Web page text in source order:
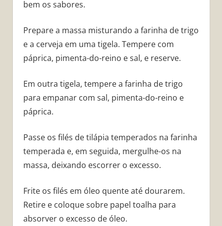
bem os sabores.
Prepare a massa misturando a farinha de trigo
e a cerveja em uma tigela. Tempere com
páprica, pimenta-do-reino e sal, e reserve.
Em outra tigela, tempere a farinha de trigo
para empanar com sal, pimenta-do-reino e
páprica.
Passe os filés de tilápia temperados na farinha
temperada e, em seguida, mergulhe-os na
massa, deixando escorrer o excesso.
Frite os filés em óleo quente até dourarem.
Retire e coloque sobre papel toalha para
absorver o excesso de óleo.